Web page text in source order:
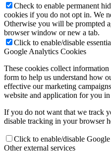
Check to enable permanent
cookies if you do not opt in. We
Otherwise you will be prompted
browser window or new a tab.
Click to enable/disable
Google Analytics Cookies
These cookies collect information
form to help us understand how
effective our marketing
website and application for you
If you do not want that we track
disable tracking in your browser
Click to enable/disable
Other external services